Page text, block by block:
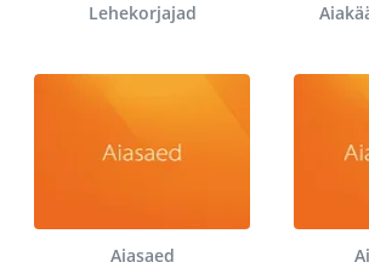
Lehekorjajad
Aiasaed